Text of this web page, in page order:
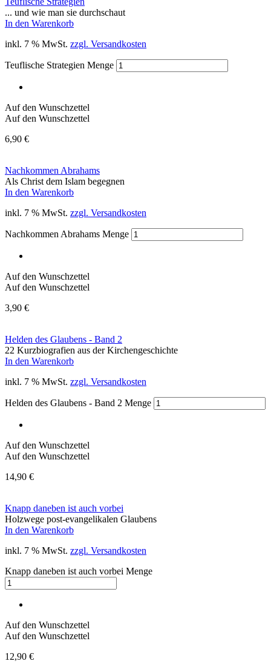
... und wie man sie durchschaut
In den Warenkorb
inkl. 7 % MwSt. zzgl. Versandkosten
Teuflische Strategien Menge
Auf den Wunschzettel
Auf den Wunschzettel
6,90 €
Nachkommen Abrahams
Als Christ dem Islam begegnen
In den Warenkorb
inkl. 7 % MwSt. zzgl. Versandkosten
Nachkommen Abrahams Menge
Auf den Wunschzettel
Auf den Wunschzettel
3,90 €
Helden des Glaubens - Band 2
22 Kurzbiografien aus der Kirchengeschichte
In den Warenkorb
inkl. 7 % MwSt. zzgl. Versandkosten
Helden des Glaubens - Band 2 Menge
Auf den Wunschzettel
Auf den Wunschzettel
14,90 €
Knapp daneben ist auch vorbei
Holzwege post-evangelikalen Glaubens
In den Warenkorb
inkl. 7 % MwSt. zzgl. Versandkosten
Knapp daneben ist auch vorbei Menge
Auf den Wunschzettel
Auf den Wunschzettel
12,90 €